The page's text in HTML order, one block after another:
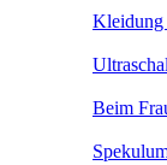
Kleidung
Beim